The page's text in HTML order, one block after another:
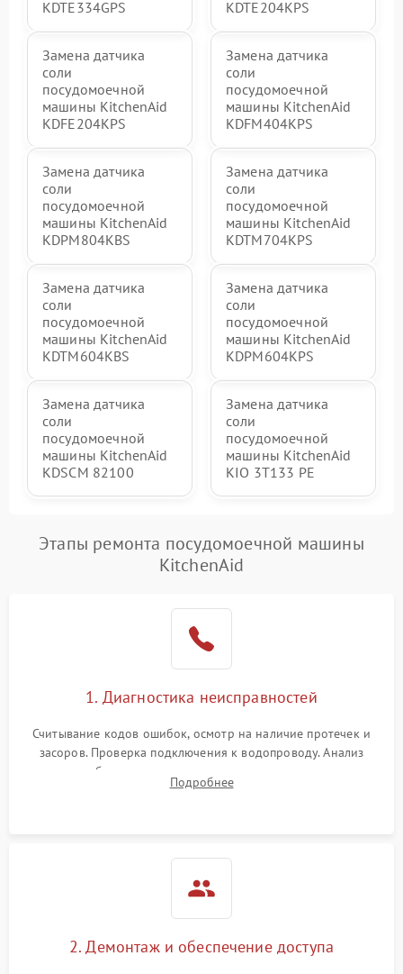
KDTE334GPS KDTE204KPS
Замена датчика
соли
посудомоечной
машины KitchenAid
KDFE204KPS
Замена датчика
соли
посудомоечной
машины KitchenAid
KDFM404KPS
Замена датчика
соли
посудомоечной
машины KitchenAid
KDPM804KBS
Замена датчика
соли
посудомоечной
машины KitchenAid
KDTM704KPS
Замена датчика
соли
посудомоечной
машины KitchenAid
KDTM604KBS
Замена датчика
соли
посудомоечной
машины KitchenAid
KDPM604KPS
Замена датчика
соли
посудомоечной
машины KitchenAid
KDSCM 82100
Замена датчика
соли
посудомоечной
машины KitchenAid
KIO 3T133 PE
Этапы ремонта посудомоечной машины
KitchenAid
1. Диагностика неисправностей
Считывание кодов ошибок, осмотр на наличие протечек и
засоров. Проверка подключения к водопроводу. Анализ
жалоб на отсутствие слива, нагрева, вращения
разбрызгивателей или срабатывание системы защиты
Подробнее
2. Демонтаж и обеспечение доступа